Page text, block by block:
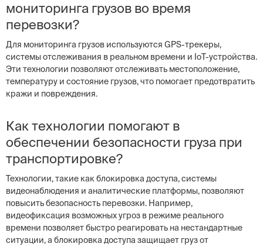
мониторинга грузов во время
перевозки?
Для мониторинга грузов используются GPS-трекеры,
системы отслеживания в реальном времени и IoT-устройства.
Эти технологии позволяют отслеживать местоположение,
температуру и состояние грузов, что помогает предотвратить
кражи и повреждения.
Как технологии помогают в
обеспечении безопасности груза при
транспортировке?
Технологии, такие как блокировка доступа, системы
видеонаблюдения и аналитические платформы, позволяют
повысить безопасность перевозки. Например,
видеофиксация возможных угроз в режиме реального
времени позволяет быстро реагировать на нестандартные
ситуации, а блокировка доступа защищает груз от